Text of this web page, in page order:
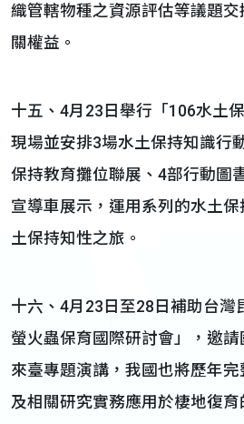
織管轄物種之資源評估等議題交
關權益。
十五、4月23日舉行「106水土
現場並安排3場水土保持知識行
保持教育攤位聯展、4部行動圖
宣導車展示，運用系列的水土
土保持知性之旅。
十六、4月23日至28日補助台灣
螢火蟲保育國際研討會」，邀
來臺專題演講，我國也將歷年
及相關研究實務應用於棲地復